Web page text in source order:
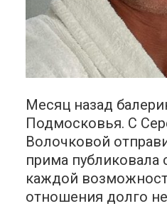
Месяц назад
Подмосковья. С
Волочковой
прима
каждой
отношения долго